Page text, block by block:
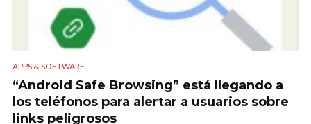
APPS & SOFTWARE
“Android Safe Browsing” está llegando a
los teléfonos para alertar a usuarios sobre
links peligrosos